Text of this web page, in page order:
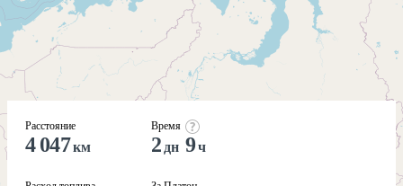
Расстояние
4 047км
Время
2 дн 9ч